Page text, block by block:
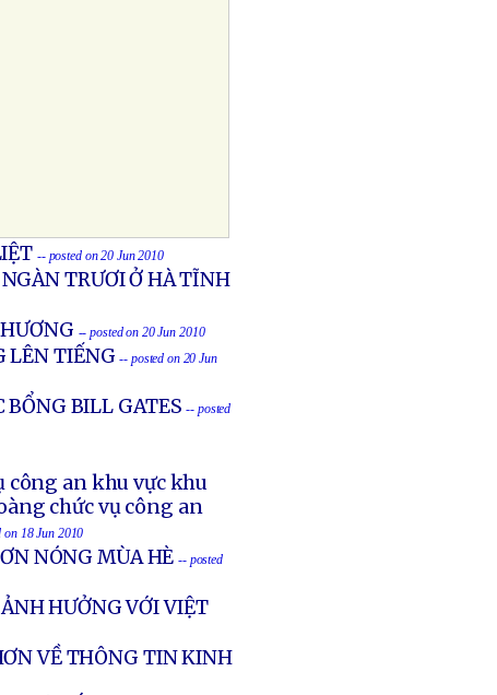
-- posted on 20 Jun 2010
TRƯƠI Ở HÀ TĨNH
-- posted on 20 Jun 2010
LÊN TIẾNG -- posted on 20 Jun
BỔNG BILL GATES -- posted
công an khu vực khu
chức vụ công an
on 18 Jun 2010
NÓNG MÙA HÈ -- posted
HƯỞNG VỚI VIỆT
VỀ THÔNG TIN KINH